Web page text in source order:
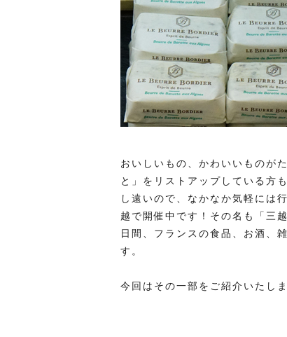
おいしいもの、かわいいものが
と」をリストアップしている方
し遠いので、なかなか気軽には
越で開催中です！その名も「三
日間、フランスの食品、お酒、
す。
今回はその一部をご紹介いたしま